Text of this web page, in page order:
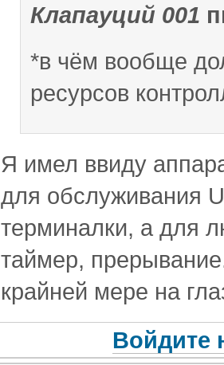
Клапауций 001
*в чём вообще
ресурсов
Я имел ввиду
для обслуживания
терминалки, а для
таймер,
крайней мере на
Войдите